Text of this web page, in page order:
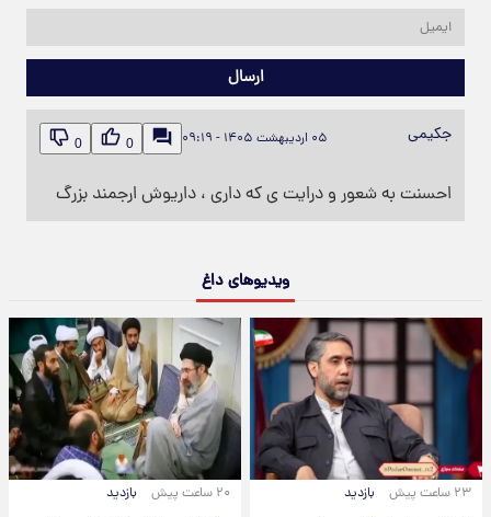
ارسال
جکیمی ۰۵ اردیبهشت ۱۴۰۵ - ۰۹:۱۹ 0
0
احسنت به شعور و درایت ی که داری ، داریوش ارجمند بزرگ
ویدیوهای داغ
۲۳ ساعت پیش بازدید ۲۰ ساعت پیش بازدید